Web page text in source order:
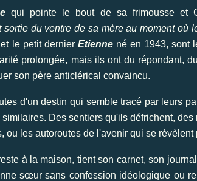
qui pointe le bout de sa frimousse et
sortie du ventre de sa mère au moment où
le petit dernier Etiennené en 1943, sont
prolongée, mais ils ont du répondant,
son père anticlérical convaincu.
d'un destin qui semble tracé par leurs
Des sentiers qu'ils défrichent,
ou les autoroutes de l'avenir qui se
à la maison, tient son carnet, son
sœur sans confession idéologique ou